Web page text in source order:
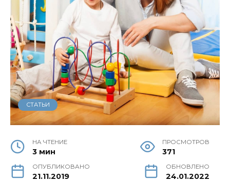
СТАТЬИ
НА ЧТЕНИЕ
3 мин
ПРОСМОТРОВ
371
ОПУБЛИКОВАНО
21.11.2019
ОБНОВЛЕНО
24.01.2022